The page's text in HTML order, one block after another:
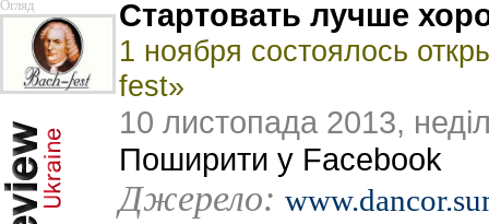
Огляд Стартовать лучше
1 ноября состоялось
fest»
10 листопада 2013,
Поширити у Facebook
Джерело: